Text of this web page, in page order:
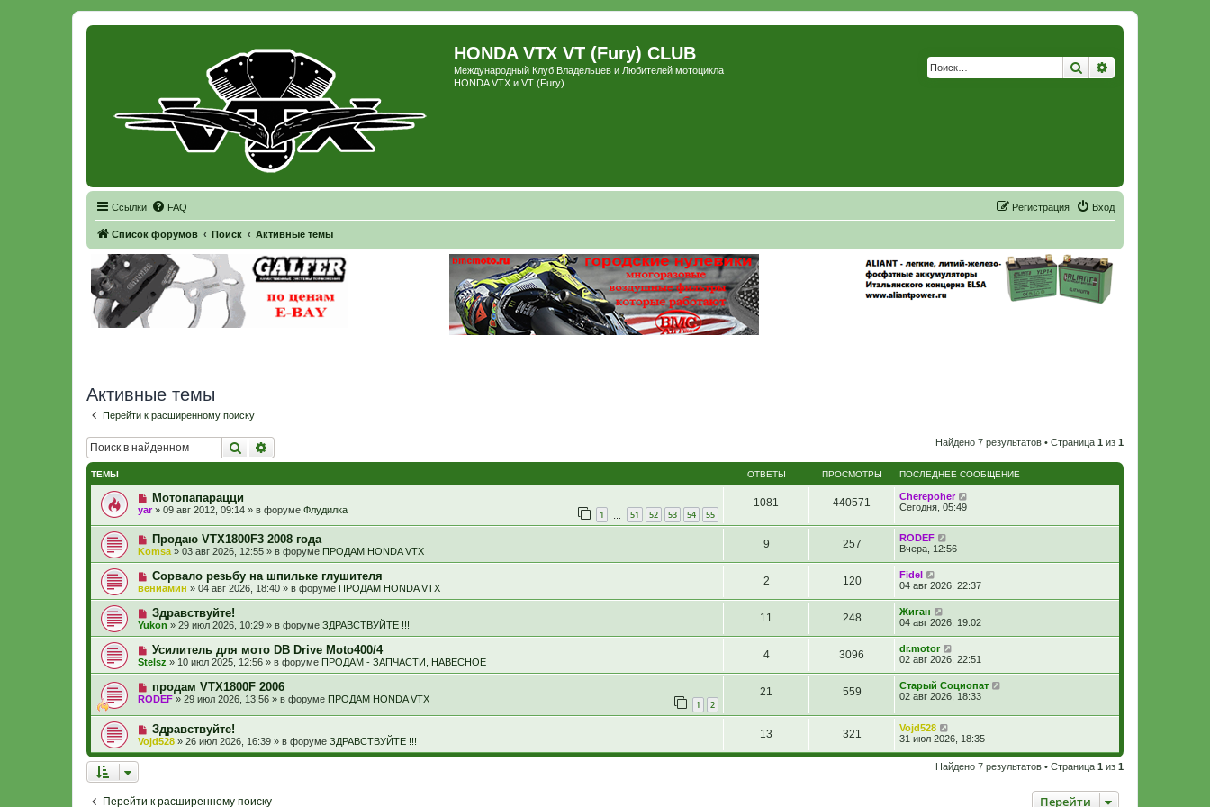
HONDA VTX VT (Fury) CLUB
Международный Клуб Владельцев и Любителей мотоцикла
HONDA VTX и VT (Fury)
Поиск
Ссылки FAQ Вход
Регистрация
Список форумов Поиск Активные темы
Активные темы
Перейти к расширенному поиску
Поиск Найдено 7 результатов • Страница 1 из 1
ТЕМЫ ОТВЕТЫ ПРОСМОТРЫ ПОСЛЕДНЕЕ СООБЩЕНИЕ
Н
о
в
о
с
о
о
б
щ
е
н
и
е
Мотопапарацци
yar» 09 авг 2012, 09:14 » в форуме Флудилка 1 51 52 53 54 55
1081 440571
Cherepoher
Сегодня, 05:49
Н
о
в
е
с
о
о
б
щ
е
н
и
е
Продаю VTX1800F3 2008 года
Komsa » 03 авг 2026, 12:55 » в форуме ПРОДАМ HONDA VTX
9 257
RODEF
Вчера, 12:56
Н
о
в
о
е
с
о
о
б
щ
н
и
е
Сорвало резьбу на шпильке глушителя
вениамин » 04 авг 2026, 18:40 » в форуме ПРОДАМ HONDA VTX
2 120
Fidel
04 авг 2026, 22:37
Н
о
в
о
е
с
о
о
б
е
н
и
е
Здравствуйте!
Yukon » 29 июл 2026, 10:29 » в форуме ЗДРАВСТВУЙТЕ !!!
11 248
Жиган
04 авг 2026, 19:02
Н
о
в
е
с
о
б
щ
е
Усилитель для мото DB Drive Moto400/4
Stelsz » 10 июл 2025, 12:56 » в форуме ПРОДАМ - ЗАПЧАСТИ, НАВЕСНОЕ
4 3096
dr.motor
02 авг 2026, 22:51
Н
о
в
о
е
с
о
о
н
продам VTX1800F 2006
RODEF » 29 июл 2026, 13:56 » в форуме ПРОДАМ HONDA VTX 1 2
21 559
Старый Социопат
02 авг 2026, 18:33
Н
о
в
о
о
Здравствуйте!
Vojd528 » 26 июл 2026, 16:39 » в форуме ЗДРАВСТВУЙТЕ !!!
13 321
Vojd528
31 июл 2026, 18:35
Найдено 7 результатов • Страница 1 из 1
Перейти к расширенному поиску Перейти